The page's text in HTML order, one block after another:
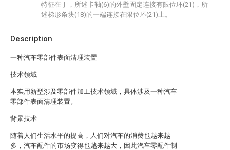
Description
一种汽车零部件表面清理装置
技术领域
本实用新型涉及零部件加工技术领域，具体涉及一种汽车
零部件表面清理装置。
背景技术
随着人们生活水平的提高，人们对汽车的消费也越来越
多，汽车配件的市场变得也越来越大，因此汽车零配件制
特征在于，所述卡轴(6)的外壁固定连接有限位环(21)，所
述梯形条块(18)的一端连接在限位环(21)上。